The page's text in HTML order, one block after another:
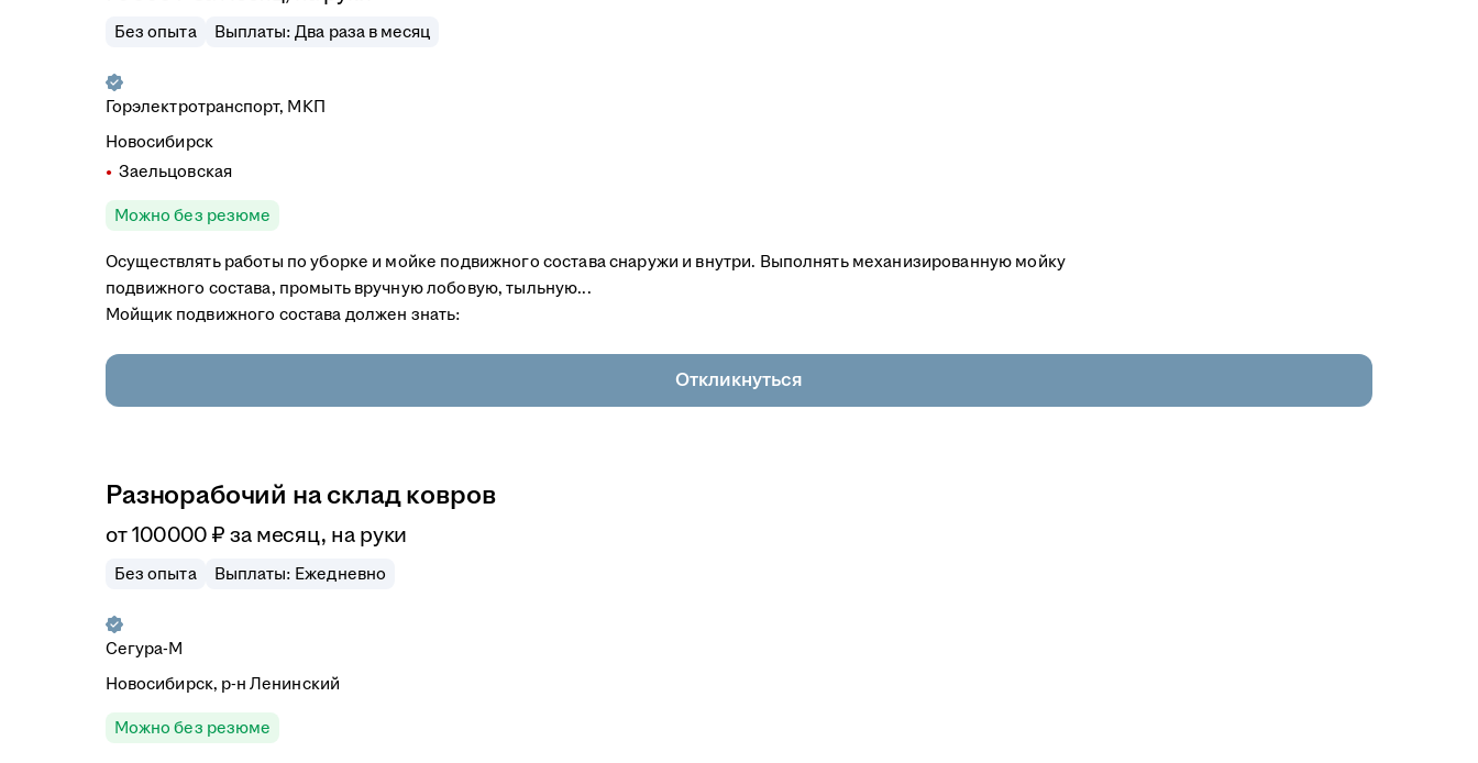
Без опыта Выплаты: Два раза в месяц
Горэлектротранспорт, МКП
Новосибирск
Заельцовская
Можно без резюме
Осуществлять работы по уборке и мойке подвижного состава снаружи и внутри. Выполнять механизированную мойку
подвижного состава, промыть вручную лобовую, тыльную...
Мойщик подвижного состава должен знать:
Откликнуться
Разнорабочий на склад ковров
от100 000 ₽ за месяц, на руки
Без опыта Выплаты: Ежедневно
Сегура-М
Новосибирск, р-н Ленинский
Можно без резюме